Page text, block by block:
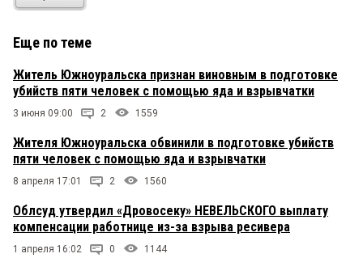
Еще по теме
Житель Южноуральска признан виновным в подготовке
убийств пяти человек с помощью яда и взрывчатки
3 июня 09:00 2 1559
Жителя Южноуральска обвинили в подготовке убийств
пяти человек с помощью яда и взрывчатки
8 апреля 17:01 2 1560
Облсуд утвердил «Дровосеку» НЕВЕЛЬСКОГО выплату
компенсации работнице из-за взрыва ресивера
1 апреля 16:02 0 1144